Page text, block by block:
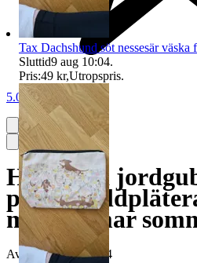
5.0
Halsband
pärlor
midsommar
Avslutad 6 aug 14:44
Tax Dachshund söt nessesär väska
Sluttid9 aug 10:04.
Pris:49 kr,Utropspris.